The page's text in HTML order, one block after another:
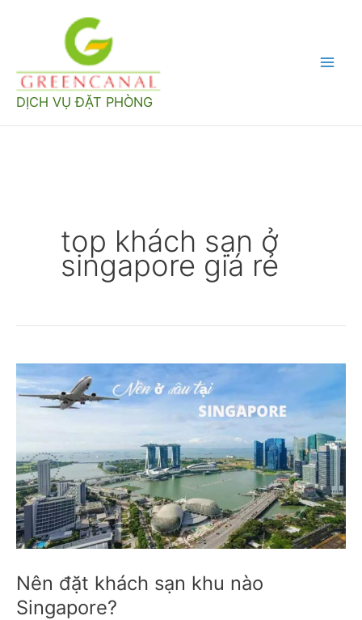
dung
DỊCH VỤ ĐẶT PHÒNG
top khách sạn ở
singapore giá rẻ
Nên đặt khách sạn khu nào
Singapore?